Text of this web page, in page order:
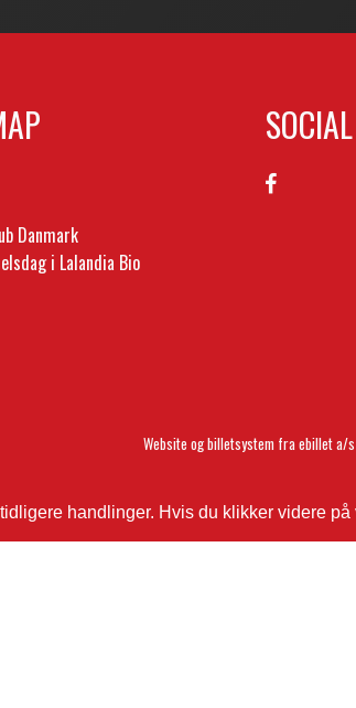
handlinger. Hvis du klikker videre
Danmark
i Lalandia Bio
SOCIAL
Website og billetsystem fra ebillet a/s